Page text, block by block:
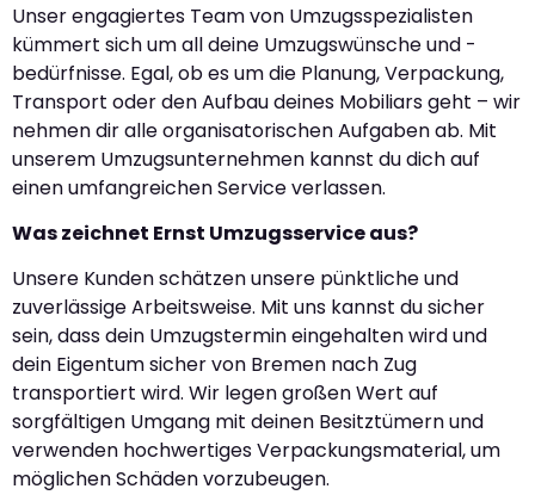
Unser engagiertes Team von Umzugsspezialisten
kümmert sich um all deine Umzugswünsche und -
bedürfnisse. Egal, ob es um die Planung, Verpackung,
Transport oder den Aufbau deines Mobiliars geht – wir
nehmen dir alle organisatorischen Aufgaben ab. Mit
unserem Umzugsunternehmen kannst du dich auf
einen umfangreichen Service verlassen.
Was zeichnet Ernst Umzugsservice aus?
Unsere Kunden schätzen unsere pünktliche und
zuverlässige Arbeitsweise. Mit uns kannst du sicher
sein, dass dein Umzugstermin eingehalten wird und
dein Eigentum sicher von Bremen nach Zug
transportiert wird. Wir legen großen Wert auf
sorgfältigen Umgang mit deinen Besitztümern und
verwenden hochwertiges Verpackungsmaterial, um
möglichen Schäden vorzubeugen.